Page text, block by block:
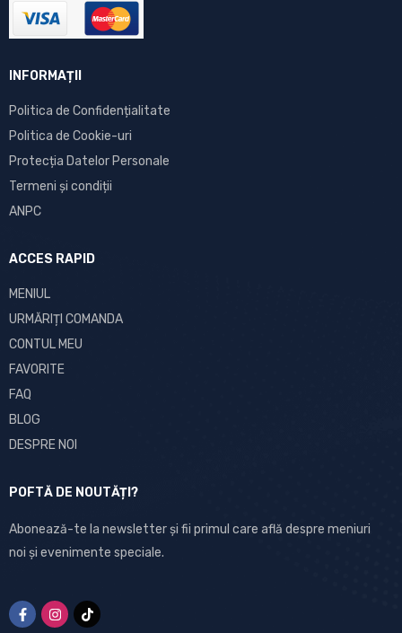
INFORMAȚII
Politica de Confidențialitate
Politica de Cookie-uri
Protecția Datelor Personale
Termeni și condiții
ANPC
ACCES RAPID
MENIUL
URMĂRIȚI COMANDA
CONTUL MEU
FAVORITE
FAQ
BLOG
DESPRE NOI
POFTĂ DE NOUTĂȚI?
Abonează-te la newsletter și fii primul care află despre meniuri
noi și evenimente speciale.